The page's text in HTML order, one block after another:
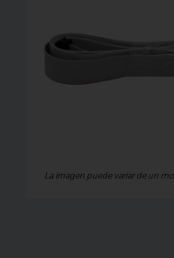
La imagen puede variar de un